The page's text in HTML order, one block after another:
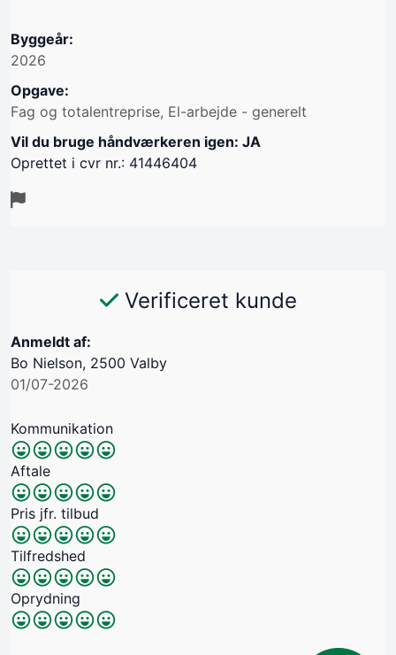
Byggeår:
2026
Opgave:
Fag og totalentreprise, El-arbejde - generelt
Vil du bruge håndværkeren igen: JA
Oprettet i cvr nr.: 41446404
Verificeret kunde
Anmeldt af:
Bo Nielson, 2500 Valby
01/07-2026
Kommunikation
Aftale
Pris jfr. tilbud
Tilfredshed
Oprydning